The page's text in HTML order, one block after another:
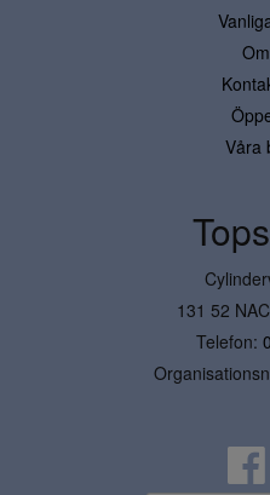
Våra
131 52
Telefon: